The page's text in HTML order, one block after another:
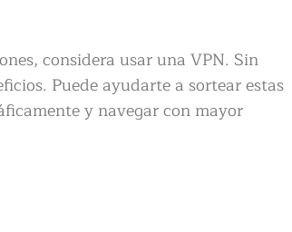
considera usar una VPN. Sin
Puede ayudarte a sortear estas
y navegar con mayor